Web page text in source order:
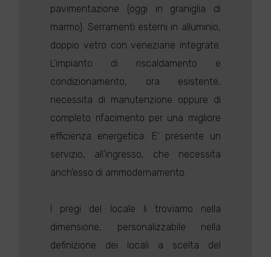
pavimentazione (oggi in graniglia di
marmo). Serramenti esterni in alluminio,
doppio vetro con veneziane integrate.
L'impianto di riscaldamento e
condizionamento, ora esistente,
necessita di manutenzione oppure di
completo rifacimento per una migliore
efficienza energetica. E' presente un
servizio, all'ingresso, che necessita
anch'esso di ammodernamento.
I pregi del locale li troviamo nella
dimensione, personalizzabile nella
definizione dei locali a scelta del